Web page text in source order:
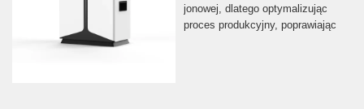
jonowej, dlatego optymalizując
proces produkcyjny, poprawiając